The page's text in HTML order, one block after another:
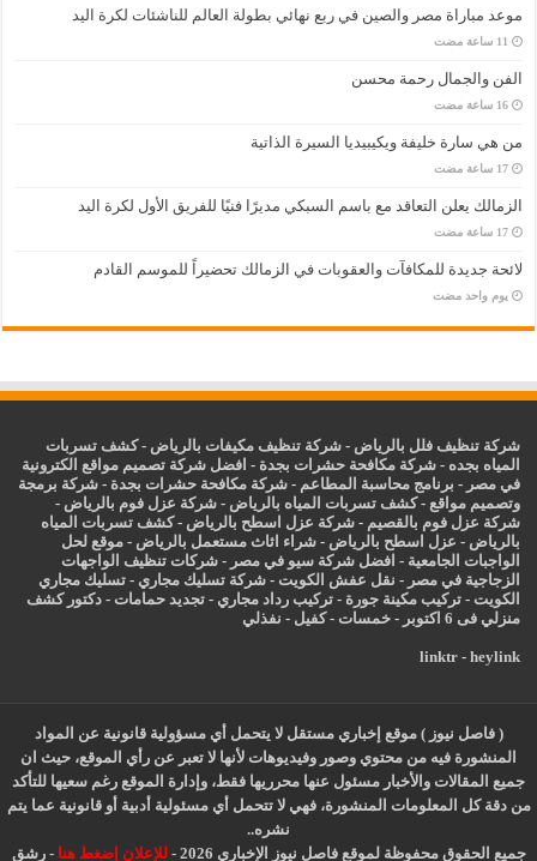
موعد مباراة مصر والصين في ربع نهائي بطولة العالم للناشئات لكرة اليد
الفن والجمال رحمة محسن
‏16 ساعة مضت
من هي سارة خليفة ويكيبيديا السيرة الذاتية
‏17 ساعة مضت
الزمالك يعلن التعاقد مع باسم السبكي مديرًا فنيًا للفريق الأول لكرة اليد
‏17 ساعة مضت
لائحة جديدة للمكافآت والعقوبات في الزمالك تحضيراً للموسم القادم
‏يوم واحد مضت
شركة تنظيف فلل بالرياض -شركة تنظيف مكيفات بالرياض -كشف تسربات
المياه بجده -شركة مكافحة حشرات بجدة - افضل شركة تصميم مواقع الكترونية
في مصر - برنامج محاسبة المطاعم -شركة مكافحة حشرات بجدة -شركة برمجة
وتصميم مواقع -كشف تسربات المياه بالرياض -شركة عزل فوم بالرياض -
شركة عزل فوم بالقصيم -شركة عزل اسطح بالرياض -كشف تسربات المياه
بالرياض - عزل اسطح بالرياض -شراء اثاث مستعمل بالرياض - موقع لحل
الواجبات الجامعية - افضل شركة سيو في مصر -شركات تنظيف الواجهات
الزجاجية في مصر - نقل عفش الكويت -شركة تسليك مجاري -تسليك مجاري
الكويت -تركيب مكينة جورة -تركيب رداد مجاري -تجديد حمامات -دكتور كشف
منزلي فى 6 اكتوبر
-خمسات -كفيل - نفذلي
linktr- heylink
( فاصل نيوز ) موقع إخباري مستقل لا يتحمل أي مسؤولية قانونية عن المواد
المنشورة فيه من محتوي وصور وفيديوهات لأنها لا تعبر عن رأي الموقع، حيث ان
جميع المقالات والأخبار مسئول عنها محرريها فقط، وإدارة الموقع رغم سعيها للتأكد
من دقة كل المعلومات المنشورة، فهي لا تتحمل أي مسئولية أدبية أو قانونية عما يتم
نشره..
جميع الحقوق محفوظة لموقع فاصل نيوز الإخباري 2026 -
للإعلان إضغط هنا -رشق